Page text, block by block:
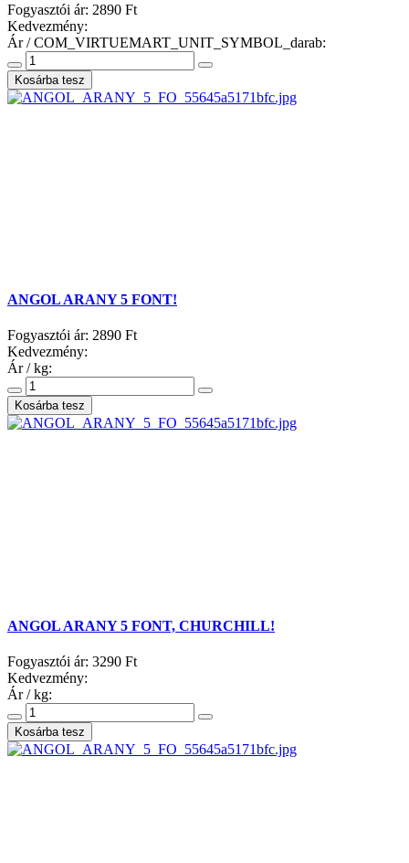
Fogyasztói ár: 2890 Ft
Kedvezmény:
Ár / COM_VIRTUEMART_UNIT_SYMBOL_darab:
ANGOL ARANY 5 FONT!
Fogyasztói ár: 2890 Ft
Kedvezmény:
Ár / kg:
ANGOL ARANY 5 FONT, CHURCHILL!
Fogyasztói ár: 3290 Ft
Kedvezmény:
Ár / kg: